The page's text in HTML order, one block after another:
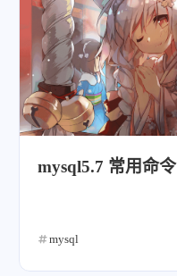
mysql5.7 常用命令
mysql